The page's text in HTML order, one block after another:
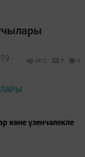
-
3672 0 4
көне үзенчәлекле